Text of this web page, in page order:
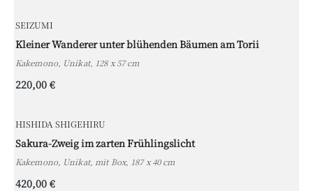
SEIZUMI
Kleiner Wanderer unter blühenden Bäumen am Torii
Kakemono, Unikat, 128 x 57 cm
220,00 €
HISHIDA SHIGEHIRU
Sakura-Zweig im zarten Frühlingslicht
Kakemono, Unikat, mit Box, 187 x 40 cm
420,00 €